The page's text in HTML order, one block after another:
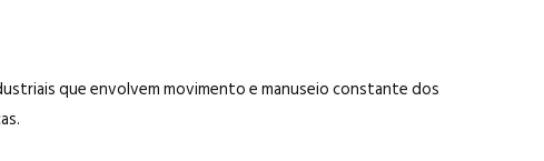
que envolvem movimento e manuseio constante dos